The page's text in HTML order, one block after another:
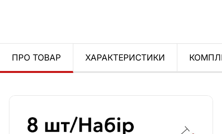
ПРО ТОВАР ХАРАКТЕРИСТИКИ